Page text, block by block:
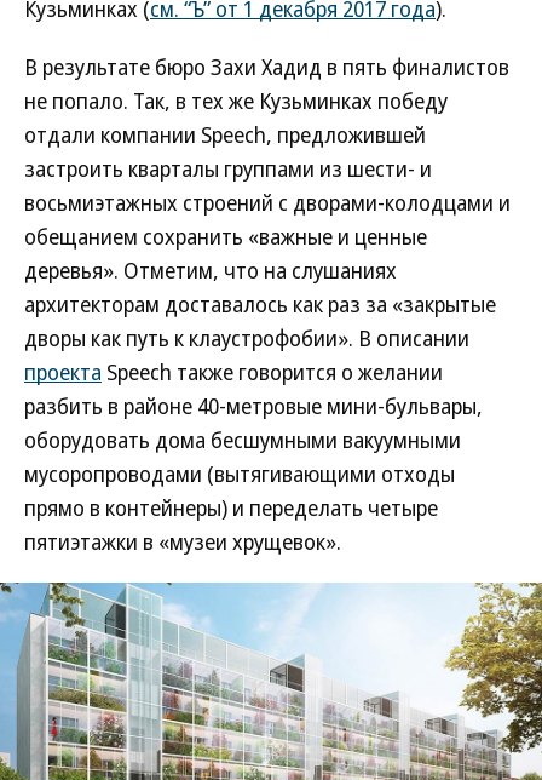
Кузьминках (см. “Ъ” от 1 декабря 2017 года).
В результате бюро Захи Хадид в пять финалистов
не попало. Так, в тех же Кузьминках победу
отдали компании Speech, предложившей
застроить кварталы группами из шести- и
восьмиэтажных строений с дворами-колодцами и
обещанием сохранить «важные и ценные
деревья». Отметим, что на слушаниях
архитекторам доставалось как раз за «закрытые
дворы как путь к клаустрофобии». В описании
проекта Speech также говорится о желании
разбить в районе 40-метровые мини-бульвары,
оборудовать дома бесшумными вакуумными
мусоропроводами (вытягивающими отходы
прямо в контейнеры) и переделать четыре
пятиэтажки в «музеи хрущевок».